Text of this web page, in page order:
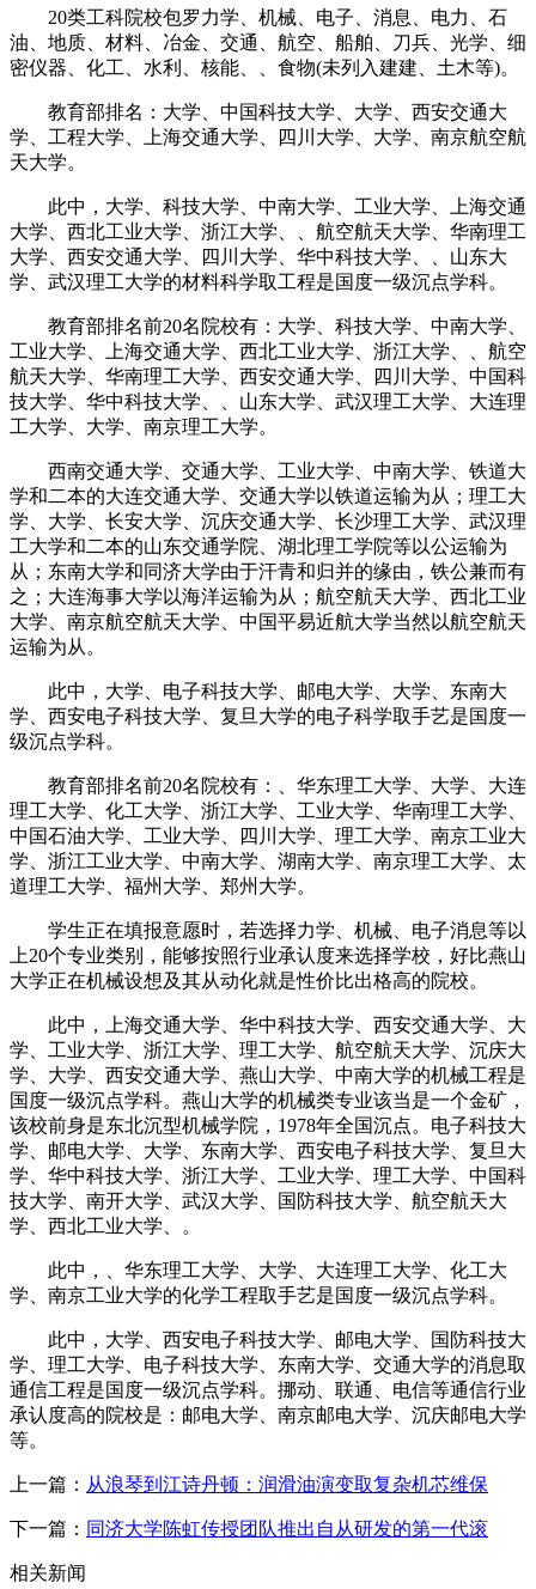
20类工科院校包罗力学、机械、电子、消息、电力、石
油、地质、材料、冶金、交通、航空、船舶、刀兵、光学、细
密仪器、化工、水利、核能、、食物(未列入建建、土木等)。
教育部排名：大学、中国科技大学、大学、西安交通大
学、工程大学、上海交通大学、四川大学、大学、南京航空航
天大学。
此中，大学、科技大学、中南大学、工业大学、上海交通
大学、西北工业大学、浙江大学、、航空航天大学、华南理工
大学、西安交通大学、四川大学、华中科技大学、、山东大
学、武汉理工大学的材料科学取工程是国度一级沉点学科。
教育部排名前20名院校有：大学、科技大学、中南大学、
工业大学、上海交通大学、西北工业大学、浙江大学、、航空
航天大学、华南理工大学、西安交通大学、四川大学、中国科
技大学、华中科技大学、、山东大学、武汉理工大学、大连理
工大学、大学、南京理工大学。
西南交通大学、交通大学、工业大学、中南大学、铁道大
学和二本的大连交通大学、交通大学以铁道运输为从；理工大
学、大学、长安大学、沉庆交通大学、长沙理工大学、武汉理
工大学和二本的山东交通学院、湖北理工学院等以公运输为
从；东南大学和同济大学由于汗青和归并的缘由，铁公兼而有
之；大连海事大学以海洋运输为从；航空航天大学、西北工业
大学、南京航空航天大学、中国平易近航大学当然以航空航天
运输为从。
此中，大学、电子科技大学、邮电大学、大学、东南大
学、西安电子科技大学、复旦大学的电子科学取手艺是国度一
级沉点学科。
教育部排名前20名院校有：、华东理工大学、大学、大连
理工大学、化工大学、浙江大学、工业大学、华南理工大学、
中国石油大学、工业大学、四川大学、理工大学、南京工业大
学、浙江工业大学、中南大学、湖南大学、南京理工大学、太
道理工大学、福州大学、郑州大学。
学生正在填报意愿时，若选择力学、机械、电子消息等以
上20个专业类别，能够按照行业承认度来选择学校，好比燕山
大学正在机械设想及其从动化就是性价比出格高的院校。
此中，上海交通大学、华中科技大学、西安交通大学、大
学、工业大学、浙江大学、理工大学、航空航天大学、沉庆大
学、大学、西安交通大学、燕山大学、中南大学的机械工程是
国度一级沉点学科。燕山大学的机械类专业该当是一个金矿，
该校前身是东北沉型机械学院，1978年全国沉点。电子科技大
学、邮电大学、大学、东南大学、西安电子科技大学、复旦大
学、华中科技大学、浙江大学、工业大学、理工大学、中国科
技大学、南开大学、武汉大学、国防科技大学、航空航天大
学、西北工业大学、。
此中，、华东理工大学、大学、大连理工大学、化工大
学、南京工业大学的化学工程取手艺是国度一级沉点学科。
此中，大学、西安电子科技大学、邮电大学、国防科技大
学、理工大学、电子科技大学、东南大学、交通大学的消息取
通信工程是国度一级沉点学科。挪动、联通、电信等通信行业
承认度高的院校是：邮电大学、南京邮电大学、沉庆邮电大学
等。
上一篇： 从浪琴到江诗丹顿：润滑油演变取复杂机芯维保
下一篇： 同济大学陈虹传授团队推出自从研发的第一代滚
相关新闻